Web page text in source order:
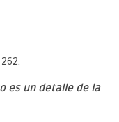
es un detalle de la